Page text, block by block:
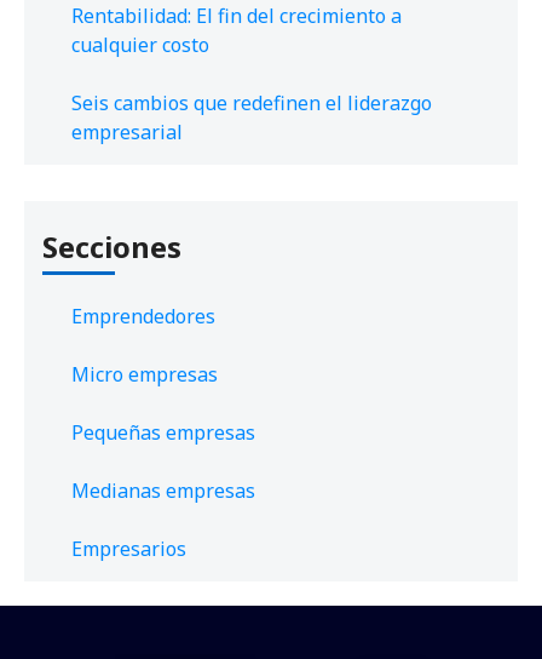
Rentabilidad: El fin del crecimiento a
cualquier costo
Seis cambios que redefinen el liderazgo
empresarial
Secciones
Emprendedores
Micro empresas
Pequeñas empresas
Medianas empresas
Empresarios